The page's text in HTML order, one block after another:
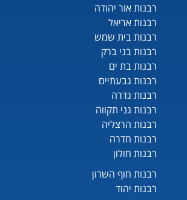
רבנות אור יהודה
רבנות אריאל
רבנות בית שמש
רבנות בני ברק
רבנות בת ים
רבנות גבעתיים
רבנות גדרה
רבנות גני תקווה
רבנות הרצליה
רבנות חדרה
רבנות חולון
רבנות חוף השרון
רבנות יהוד